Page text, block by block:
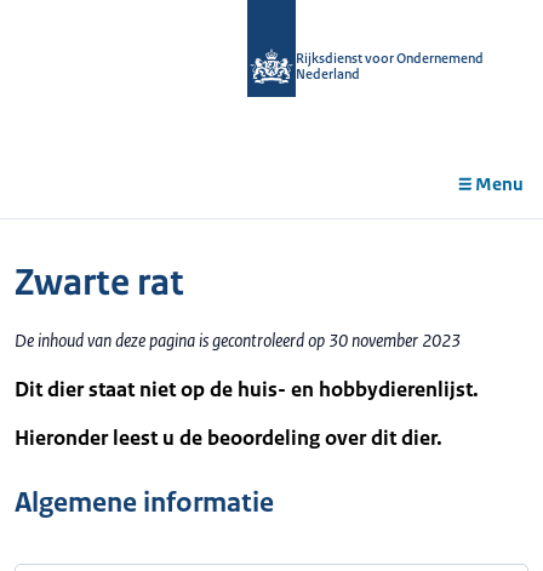
Rijksdienst voor Ondernemend
Nederland
Menu
Zwarte rat
De inhoud van deze pagina is gecontroleerd op 30 november 2023
Dit dier staat niet op de huis- en hobbydierenlijst.
Hieronder leest u de beoordeling over dit dier.
Algemene informatie